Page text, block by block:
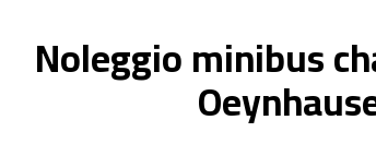
Noleggio minibus